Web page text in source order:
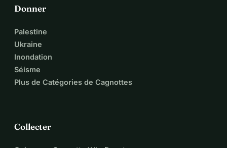
Donner
Palestine
Ukraine
Inondation
Séisme
Plus de Catégories de Cagnottes
Collecter